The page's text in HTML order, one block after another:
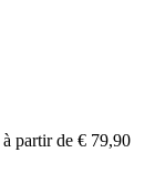
à partir de € 79,90